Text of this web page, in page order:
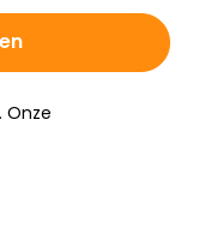
Onze